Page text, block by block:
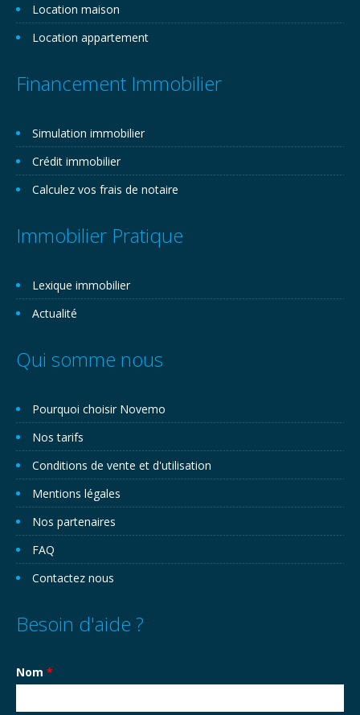
Location maison
Location appartement
Financement Immobilier
Simulation immobilier
Crédit immobilier
Calculez vos frais de notaire
Immobilier Pratique
Lexique immobilier
Actualité
Qui somme nous
Pourquoi choisir Novemo
Nos tarifs
Conditions de vente et d'utilisation
Mentions légales
Nos partenaires
FAQ
Contactez nous
Besoin d'aide ?
Nom *